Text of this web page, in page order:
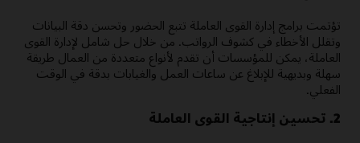
تؤتمت برامج إدارة القوى العاملة تتبع الحضور وتحسن دقة البيانات
وتقلل الأخطاء في كشوف الرواتب. من خلال حل شامل لإدارة القوى
العاملة، يمكن للمؤسسات أن تقدم لأنواع متعددة من العمال طريقة
سهلة وبديهية للإبلاغ عن ساعات العمل والغيابات بدقة في الوقت
الفعلي.
2. تحسين إنتاجية القوى العاملة